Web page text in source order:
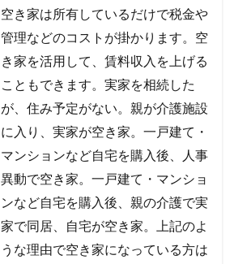
空き家は所有しているだけで税金や
管理などのコストが掛かります。空
き家を活用して、賃料収入を上げる
こともできます。実家を相続した
が、住み予定がない。親が介護施設
に入り、実家が空き家。一戸建て・
マンションなど自宅を購入後、人事
異動で空き家。一戸建て・マンショ
ンなど自宅を購入後、親の介護で実
家で同居、自宅が空き家。上記のよ
うな理由で空き家になっている方は